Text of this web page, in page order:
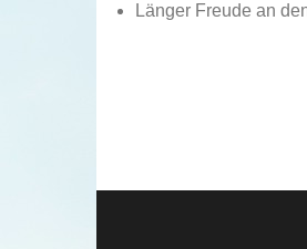
Länger Freude an